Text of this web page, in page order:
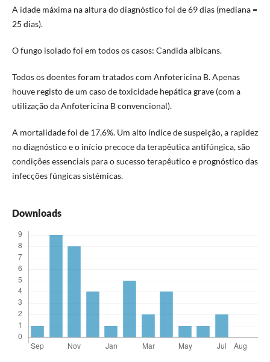
A idade máxima na altura do diagnóstico foi de 69 dias (mediana =
25 dias).
O fungo isolado foi em todos os casos: Candida albicans.
Todos os doentes foram tratados com Anfotericina B. Apenas
houve registo de um caso de toxicidade hepática grave (com a
utilização da Anfotericina B convencional).
A mortalidade foi de 17,6%. Um alto índice de suspeição, a rapidez
no diagnóstico e o início precoce da terapêutica antifúngica, são
condições essenciais para o sucesso terapêutico e prognóstico das
infecções fúngicas sistémicas.
Downloads